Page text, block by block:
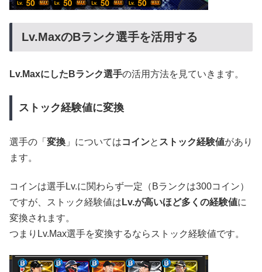
Lv.MaxのBランク選手を活用する
Lv.MaxにしたBランク選手の活用方法を見ていきます。
ストック経験値に変換
選手の「 変換 」についてはコインと ストック経験値があり
ます。
コインは選手Lv.に関わらず一定（Bランクは300コイン）
ですが、ストック経験値は Lv.が高いほど多くの経験値に
変換されます。
つまりLv.Max選手を変換するならストック経験値です。